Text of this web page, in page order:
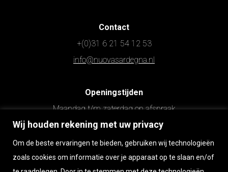
Wij houden rekening met uw privacy
Om de beste ervaringen te bieden, gebruiken wij technologieën
zoals cookies om informatie over je apparaat op te slaan en/of
Contact
+(0)31 6 21 54 12 53
info@nuovasardegna.nl
Openingstijden
Maandag t/m zaterdag op afspraak
Zondag gesloten
Wilt u persoonlijk langskomen?